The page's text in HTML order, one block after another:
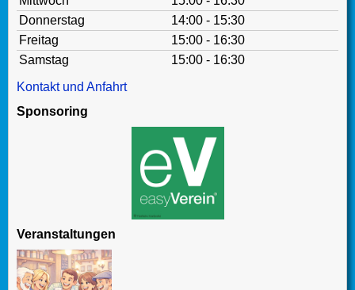
Donnerstag
14:00 - 15:30
Freitag
15:00 - 16:30
Samstag
15:00 - 16:30
Kontakt und Anfahrt
Sponsoring
Veranstaltungen